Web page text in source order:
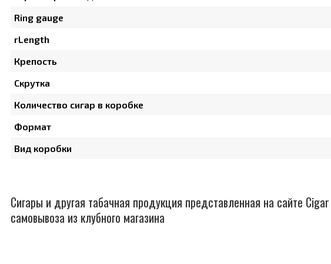
Ring gauge
rLength
Крепость
Скрутка
Количество сигар в коробке
Формат
Вид коробки
Сигары и другая табачная продукция представленная на сайте
самовывоза из клубного магазина